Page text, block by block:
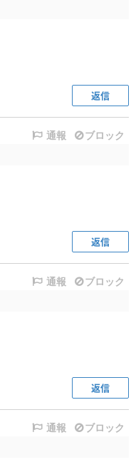
返信
通報 ブロック
返信
通報 ブロック
返信
通報 ブロック